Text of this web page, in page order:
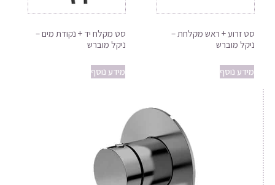
סט זרוע + ראש מקלחת –
ניקל מוברש
מידע נוסף
סט מקלח יד + נקודת מים –
ניקל מוברש
מידע נוסף